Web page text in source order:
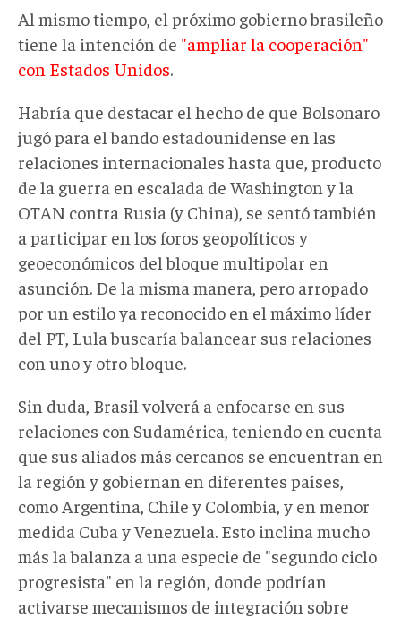
Al mismo tiempo, el próximo gobierno brasileño
tiene la intención de "ampliar la cooperación"
con Estados Unidos.
Habría que destacar el hecho de que Bolsonaro
jugó para el bando estadounidense en las
relaciones internacionales hasta que, producto
de la guerra en escalada de Washington y la
OTAN contra Rusia (y China), se sentó también
a participar en los foros geopolíticos y
geoeconómicos del bloque multipolar en
asunción. De la misma manera, pero arropado
por un estilo ya reconocido en el máximo líder
del PT, Lula buscaría balancear sus relaciones
con uno y otro bloque.
Sin duda, Brasil volverá a enfocarse en sus
relaciones con Sudamérica, teniendo en cuenta
que sus aliados más cercanos se encuentran en
la región y gobiernan en diferentes países,
como Argentina, Chile y Colombia, y en menor
medida Cuba y Venezuela. Esto inclina mucho
más la balanza a una especie de "segundo ciclo
progresista" en la región, donde podrían
activarse mecanismos de integración sobre